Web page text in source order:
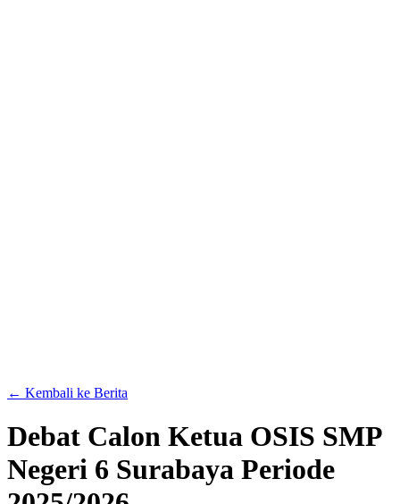
← Kembali ke Berita
Debat Calon Ketua OSIS SMP
Negeri 6 Surabaya Periode